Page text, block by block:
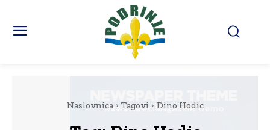
Naslovnica Tagovi Dino Hodic